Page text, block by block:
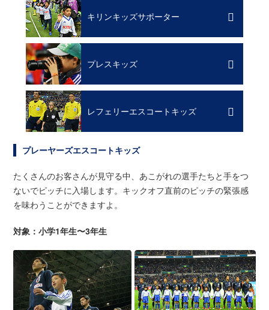
キリンキッズサポーター
プレスキッズ
レフェリーエスコートキッズ
プレーヤーズエスコートキッズ
たくさんのお客さんが見守る中、あこがれの選手たちと手をつ
ないでピッチに入場します。キックオフ直前のピッチの緊張感
を味わうことができますよ。
対象：小学1年生〜3年生